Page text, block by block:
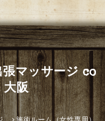
マッサージ co
阪